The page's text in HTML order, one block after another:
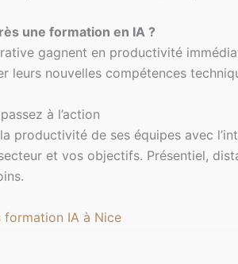
une formation en IA ?
gagnent en productivité
leurs nouvelles compétences
à l’action
productivité de ses équipes avec
et vos objectifs. Présentiel,
IA à Nice